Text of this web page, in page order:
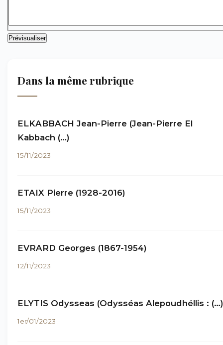
Dans la même rubrique
ELKABBACH Jean-Pierre (Jean-Pierre El
Kabbach (…)
15/11/2023
ETAIX Pierre (1928-2016)
15/11/2023
EVRARD Georges (1867-1954)
12/11/2023
ELYTIS Odysseas (Odysséas Alepoudhéllis : (…)
1er/01/2023